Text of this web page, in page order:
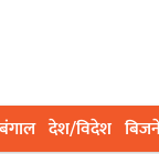
बंगाल देश/विदेश